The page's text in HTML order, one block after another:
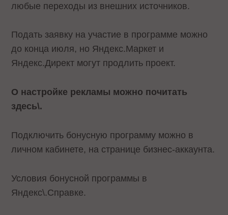
любые переходы из внешних источников.
Подать заявку на участие в программе можно
до конца июля, но Яндекс.Маркет и
Яндекс.Директ могут продлить проект.
О настройке рекламы можно почитать
здесь\.
Подключить бонусную программу можно в
личном кабинете, на странице бизнес-аккаунта.
Условия бонусной программы в
Яндекс\.Справке.